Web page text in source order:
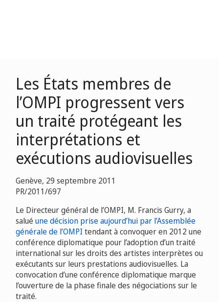
Les États membres de
l’OMPI progressent vers
un traité protégeant les
interprétations et
exécutions audiovisuelles
Genève, 29 septembre 2011
PR/2011/697
Le Directeur général de l’OMPI, M. Francis Gurry, a
saluéune décision prise aujourd’hui par l’Assemblée
générale de l’OMPI tendant à convoquer en 2012 une
conférence diplomatique pour l’adoption d’un traité
international sur les droits des artistes interprètes ou
exécutants sur leurs prestations audiovisuelles. La
convocation d’une conférence diplomatique marque
l’ouverture de la phase finale des négociations sur le
traité.